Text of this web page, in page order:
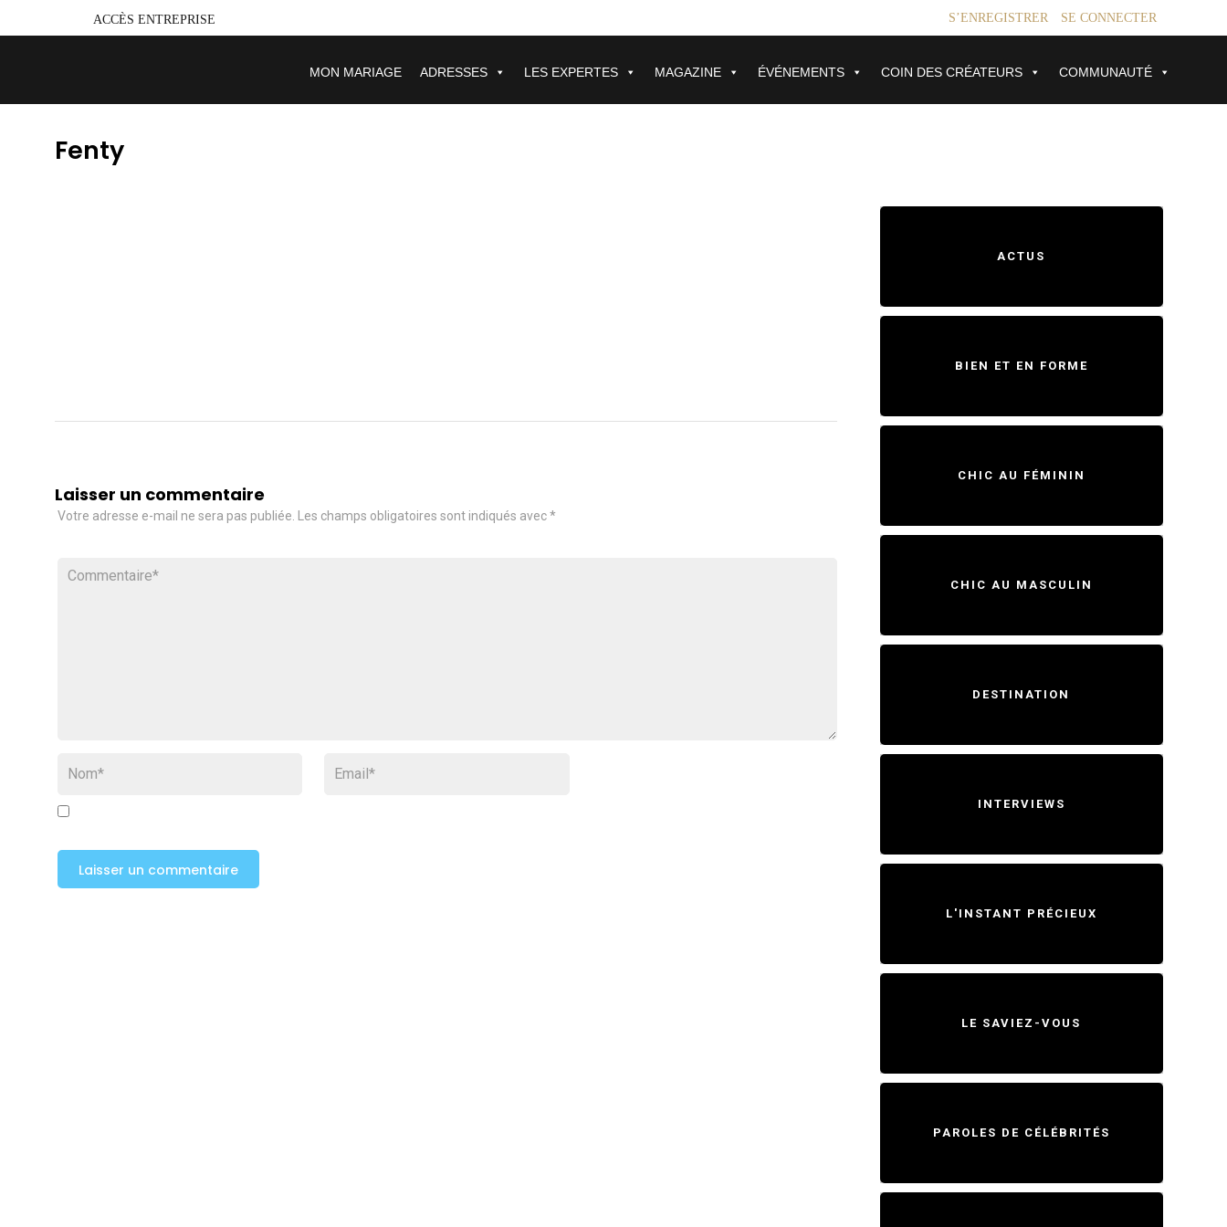
ACCÈS ENTREPRISE S’ENREGISTRER SE CONNECTER
MON MARIAGE ADRESSES LES EXPERTES MAGAZINE ÉVÉNEMENTS COIN DES CRÉATEURS COMMUNAUTÉ
Fenty
Laisser un commentaire
Votre adresse e-mail ne sera pas publiée. Les champs obligatoires sont indiqués avec*
ACTUS
BIEN ET EN FORME
CHIC AU FÉMININ
CHIC AU MASCULIN
DESTINATION
INTERVIEWS
L'INSTANT PRÉCIEUX
LE SAVIEZ-VOUS
PAROLES DE CÉLÉBRITÉS